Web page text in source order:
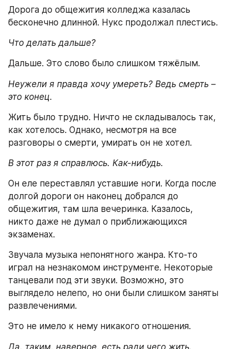
Дорога до общежития колледжа казалась
бесконечно длинной. Нукс продолжал плестись.
Что делать дальше?
Дальше. Это слово было слишком тяжёлым.
Неужели я правда хочу умереть? Ведь смерть –
это конец.
Жить было трудно. Ничто не складывалось так,
как хотелось. Однако, несмотря на все
разговоры о смерти, умирать он не хотел.
В этот раз я справлюсь. Как-нибудь.
Он еле переставлял уставшие ноги. Когда после
долгой дороги он наконец добрался до
общежития, там шла вечеринка. Казалось,
никто даже не думал о приближающихся
экзаменах.
Звучала музыка непонятного жанра. Кто-то
играл на незнакомом инструменте. Некоторые
танцевали под эти звуки. Возможно, это
выглядело нелепо, но они были слишком заняты
развлечениями.
Это не имело к нему никакого отношения.
Да, таким, наверное, есть ради чего жить.